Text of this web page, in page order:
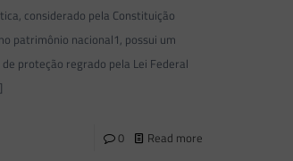
considerado pela Constituição
patrimônio nacional1, possui um
proteção regrado pela Lei Federal
0 Read more